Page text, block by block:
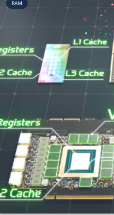
Exploretodos os componentes,
instalados no seu computador.
Diagnosticar
e reparar todas as
causas de colisões (telas
azuis).
e descarregue
quaisquer drivers em falta ou
sistema.
RAM